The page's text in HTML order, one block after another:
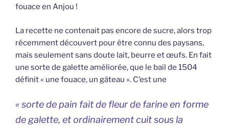
fouace en Anjou !
La recette ne contenait pas encore de sucre, alors trop
récemment découvert pour être connu des paysans,
mais seulement sans doute lait, beurre et œufs. En fait
une sorte de galette améliorée, que le bail de 1504
définit « une fouace, un gâteau ». C’est une
« sorte de pain fait de fleur de farine en forme
de galette, et ordinairement cuit sous la